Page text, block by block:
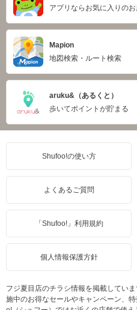
アプリならお気に入りの
Mapion
地図検索・ルート検索
aruku&（あるくと）
歩いてポイントが貯まる
Shufoo!の使い方
よくあるご質問
「Shufoo!」利用規約
個人情報保護方針
フジ夏目店のチラシ情報を掲載してい
施中のお得なセールやキャンペーン、